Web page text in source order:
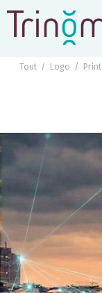
Tout / Logo / Print